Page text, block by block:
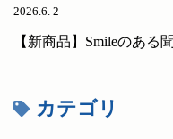
2026.6. 2
【新商品】Smileのある
カテゴリ